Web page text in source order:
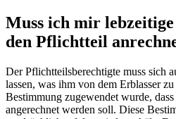
Muss ich mir
den Pflichtteil
Der Pflichtteilsberechtigte muss sich
lassen, was ihm von dem Erblasser
Bestimmung zugewendet wurde,
angerechnet werden soll. Diese